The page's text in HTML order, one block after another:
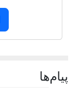
پيام‌ها